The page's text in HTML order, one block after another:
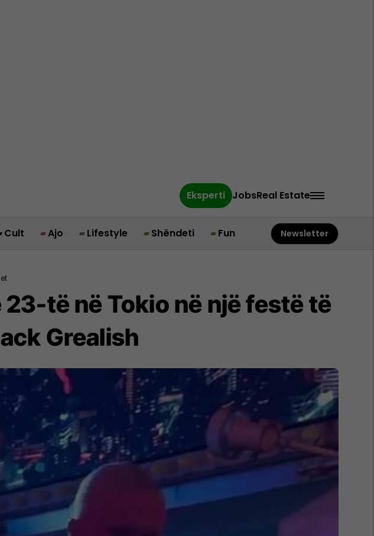
Eksperti JobsReal Estate
Cult Ajo Lifestyle Shëndeti Fun Newsletter
të në Tokio në një festë të
Grealish